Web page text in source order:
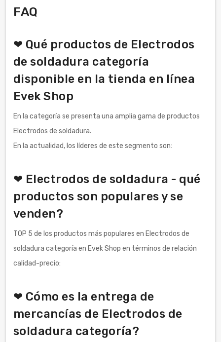
FAQ
❤ Qué productos de Electrodos
de soldadura categoría
disponible en la tienda en línea
Evek Shop
En la categoría se presenta una amplia gama de productos
Electrodos de soldadura.
En la actualidad, los líderes de este segmento son:
❤ Electrodos de soldadura - qué
productos son populares y se
venden?
TOP 5 de los productos más populares en Electrodos de
soldadura categoría en Evek Shop en términos de relación
calidad-precio:
❤ Cómo es la entrega de
mercancías de Electrodos de
soldadura categoría?